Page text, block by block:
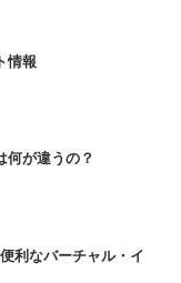
情報
何が違うの？
利なバーチャル・イ